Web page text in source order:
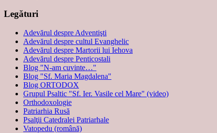
Legături
Adevărul despre Adventişti
Adevărul despre cultul Evanghelic
Adevărul despre Martorii lui Iehova
Adevărul despre Penticostali
Blog "N-am cuvinte…"
Blog "Sf. Maria Magdalena"
Blog ORTODOX
Grupul Psaltic "Sf. Ier. Vasile cel Mare" (video)
Orthodoxologie
Patriarhia Rusă
Psalţii Catedralei Patriarhale
Vatopedu (română)